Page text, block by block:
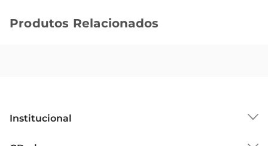
A embalagem a vácuo é uma técnica que
suas características organolépticas, como textura
Produtos Relacionados
Institucional